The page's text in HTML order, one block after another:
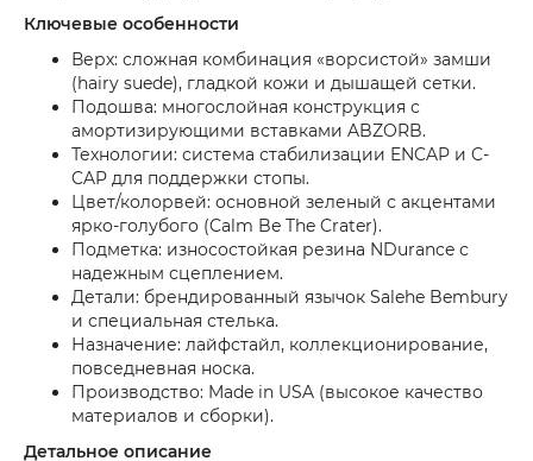
Ключевые особенности
Верх: сложная комбинация «ворсистой» замши
(hairy suede), гладкой кожи и дышащей сетки.
Подошва: многослойная конструкция с
амортизирующими вставками ABZORB.
Технологии: система стабилизации ENCAP и C-
CAP для поддержки стопы.
Цвет/колорвей: основной зеленый с акцентами
ярко-голубого (Calm Be The Crater).
Подметка: износостойкая резина NDurance с
надежным сцеплением.
Детали: брендированный язычок Salehe Bembury
и специальная стелька.
Назначение: лайфстайл, коллекционирование,
повседневная носка.
Производство: Made in USA (высокое качество
материалов и сборки).
Детальное описание